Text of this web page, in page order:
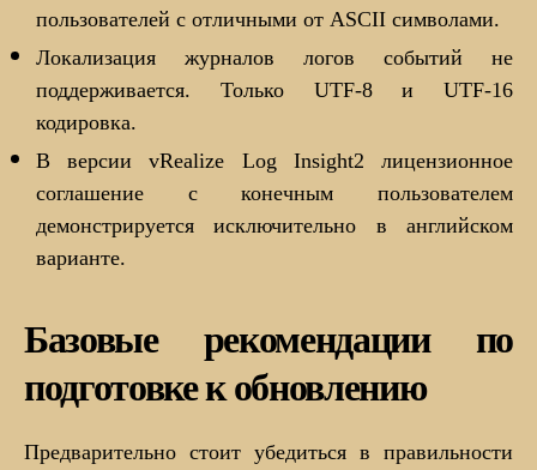
пользователей с отличными от ASCII символами.
Локализация журналов логов событий не
поддерживается. Только UTF-8 и UTF-16
кодировка.
В версии vRealize Log Insight2 лицензионное
соглашение с конечным пользователем
демонстрируется исключительно в английском
варианте.
Базовые рекомендации по
подготовке к обновлению
Предварительно стоит убедиться в правильности